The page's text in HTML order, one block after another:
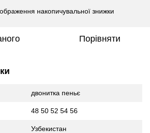
накопичувальної знижки
Порівняти
двонитка пеньє
48 50 52 54 56
Узбекистан